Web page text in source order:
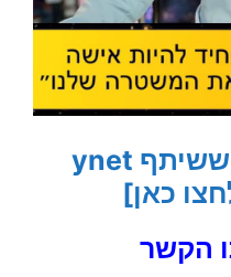
[לפוסט המקורי ששיתף ynet
כאן]
הקשר